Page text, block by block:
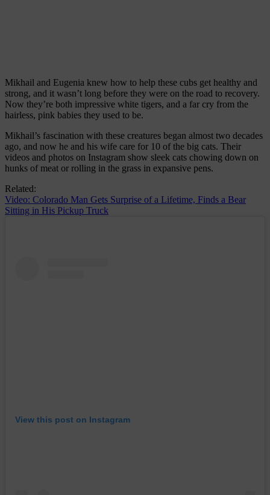
Mikhail and Eugenia knew how to help these cubs get healthy and
strong, and it wasn’t long before they were on the road to recovery.
Now they’re both impressive white tigers, and a far cry from the
hairless, pink babies they used to be.
Mikhail’s fascination with these creatures began almost two decades
ago, and now he and his wife care for 10 of the big cats. Their
videos and photos on Instagram show sleek cats chowing down on
hunks of meat or rolling in the grass in expansive pens.
Related:
Video: Colorado Man Gets Surprise of a Lifetime, Finds a Bear
Sitting in His Pickup Truck
View this post on Instagram